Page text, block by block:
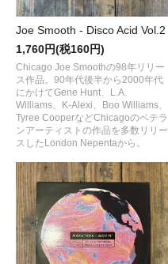
Joe Smooth - Disco Acid Vol.2
1,760円(税160円)
Chicago Joe Smoothの98年リリー
ス作品。90年代後半から2000年代
にかけてGene Hunt、L.A.
Williams、K-Alexi、Boo Williams、
Tyree CooperなどChicagoのベテラ
ンアーティストの作品を多数リリー
スしたLondon Nepentaから。